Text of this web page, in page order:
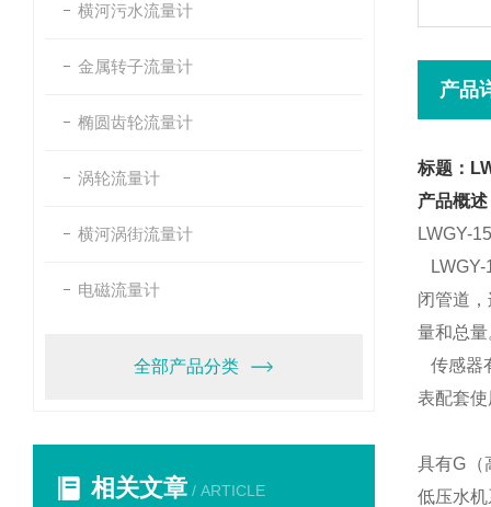
横河污水流量计
金属转子流量计
椭圆齿轮流量计
涡轮流量计
横河涡街流量计
电磁流量计
全部产品分类
相关文章 / ARTICLE
产品
标题：
产品概述
LWGY-
LWGY-
闭管道
量和总
传感器
表配套使
具有G
低压水